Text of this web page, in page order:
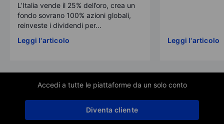
L’Italia vende il 25% dell’oro, crea un
fondo sovrano 100% azioni globali,
reinveste i dividendi per...
Leggi l'articolo
Leggi l'articolo
Accedi a tutte le piattaforme da un solo conto
Diventa cliente